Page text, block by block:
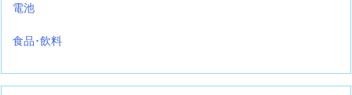
電池
食品･飲料